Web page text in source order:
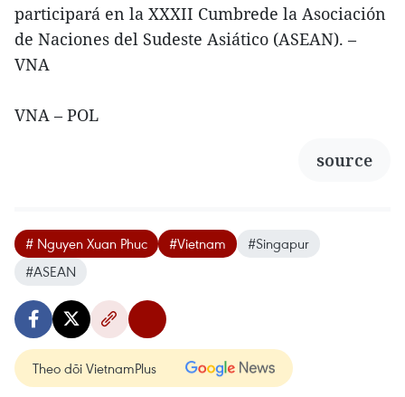
participará en la XXXII Cumbrede la Asociación
de Naciones del Sudeste Asiático (ASEAN). –
VNA
VNA – POL
source
# Nguyen Xuan Phuc #Vietnam
#Singapur
#ASEAN
Theo dõi VietnamPlus